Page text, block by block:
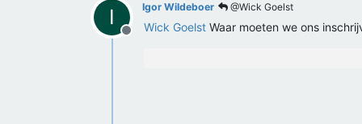
I
Offline
Igor Wildeboer @Wick Goelst
Wick Goelst Waar moeten we ons